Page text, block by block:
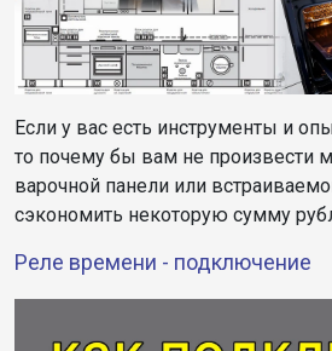
Если у вас есть инструменты и
то почему бы вам не произвести
варочной панели или
сэкономить некоторую сумму
Реле времени - подключение